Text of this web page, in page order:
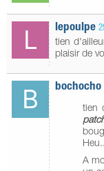
lepoulpe
tien
plaisir de
bochocho
tien
A